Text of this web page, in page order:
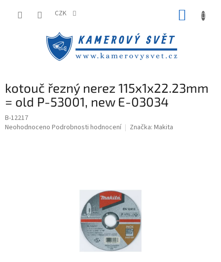
CZK
kotouč řezný nerez 115x1x22.23mm
= old P-53001, new E-03034
B-12217
Průměrné
Neohodnoceno Podrobnosti hodnocení Značka: Makita